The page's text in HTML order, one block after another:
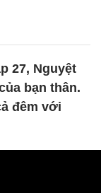
27, Nguyệt
bạn thân.
đêm với